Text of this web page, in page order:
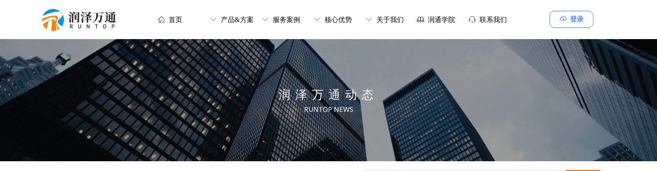
ꁶ 登录
ꀇ 首页 ꀅ 产品&方案 ꀅ 服务案例 ꀅ 核心优势 ꀅ 关于我们 ꁡ 润通学院 ꁱ 联系我们
润泽万通动态
RUNTOP NEWS